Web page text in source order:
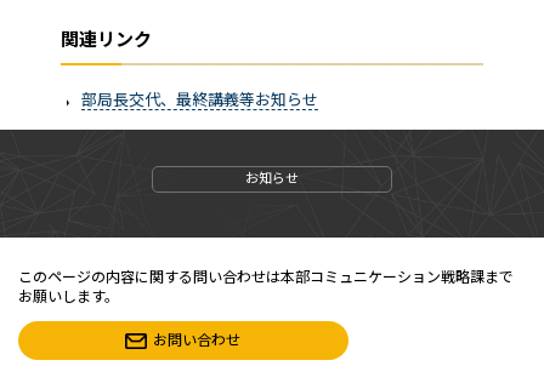
関連リンク
部局長交代、最終講義等お知らせ
お知らせ
このページの内容に関する問い合わせは本部コミュニケーション戦略課まで
お願いします。
お問い合わせ